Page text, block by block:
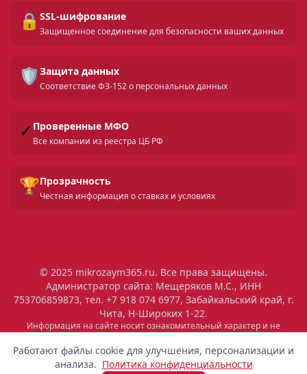
Работают файлы cookie для улучшения, персонализации и
анализа. Политика конфиденциальности
🔒 SSL-шифрование
Защищенное соединение для безопасности ваших данных
🛡️ Защита данных
Соответствие ФЗ-152 о персональных данных
✓ Проверенные МФО
Все компании из реестра ЦБ РФ
🏆Прозрачность
Честная информация о ставках и условиях
© 2025 mikrozaym365.ru. Все права защищены.
Администратор сайта: Мещеряков М.С., ИНН
753706859873, тел. +7 918 074 6977, Забайкальский край, г.
Чита, Н-Широких 1-22.
Информация на сайте носит ознакомительный характер и не
является публичной офертой. Все условия микрозаймов уточняйте
на сайтах МФО. Помните: займ — это обязательство, которое
необходимо исполнять. Невыполнение обязательств влечет штрафы
и ухудшение кредитной истории. Услуги предоставляются